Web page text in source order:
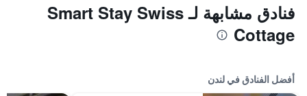
فنادق مشابهة لـ Smart Stay Swiss
Cottage
أفضل الفنادق في لندن